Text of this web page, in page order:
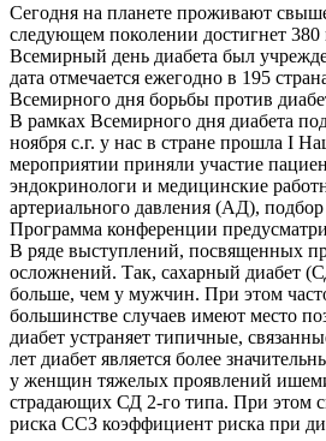
Сегодня на планете проживают
следующем поколении достигнет 380
Всемирный день диабета был
дата отмечается ежегодно в 195
Всемирного дня борьбы против
В рамках Всемирного дня диабета
ноября с.г. у нас в стране прошла I
мероприятии приняли участие
эндокринологи и медицинские
артериального давления (АД),
Программа конференции
В ряде выступлений, посвященных
осложнений. Так, сахарный диабет
больше, чем у мужчин. При этом
большинстве случаев имеют место
диабет устраняет типичные,
лет диабет является более
у женщин тяжелых проявлений
страдающих СД 2-го типа. При этом
риска ССЗ коэффициент риска при